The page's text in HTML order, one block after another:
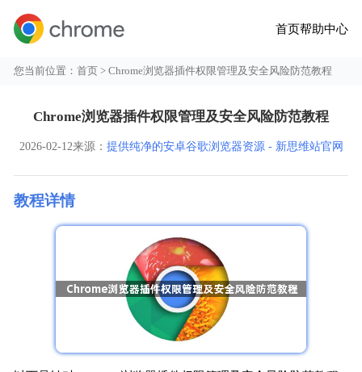
首页帮助中心
您当前位置：首页 > Chrome浏览器插件权限管理及安全风险防范教程
Chrome浏览器插件权限管理及安全风险防范教程
2026-02-12来源： 提供纯净的安卓谷歌浏览器资源 - 新思维站官网
教程详情